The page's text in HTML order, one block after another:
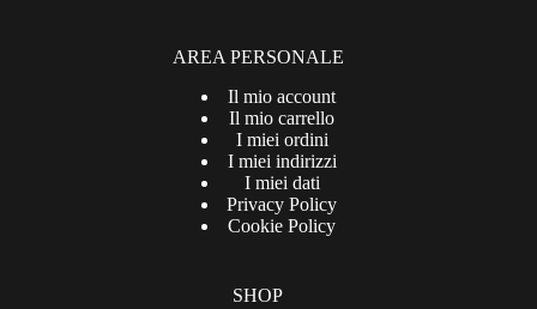
AREA PERSONALE
Il mio account
Il mio carrello
I miei ordini
I miei indirizzi
I miei dati
Privacy Policy
Cookie Policy
SHOP